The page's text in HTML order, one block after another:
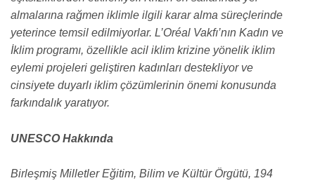
almalarına rağmen iklimle ilgili karar alma süreçlerinde
yeterince temsil edilmiyorlar. L’Oréal Vakfı’nın Kadın ve
İklim programı, özellikle acil iklim krizine yönelik iklim
eylemi projeleri geliştiren kadınları destekliyor ve
cinsiyete duyarlı iklim çözümlerinin önemi konusunda
farkındalık yaratıyor.
UNESCO Hakkında
Birleşmiş Milletler Eğitim, Bilim ve Kültür Örgütü, 194